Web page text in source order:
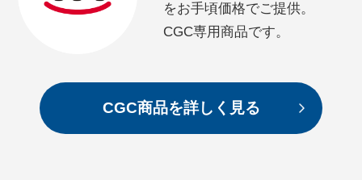
をお手頃価格でご提供。
CGC専用商品です。
CGC商品を詳しく見る